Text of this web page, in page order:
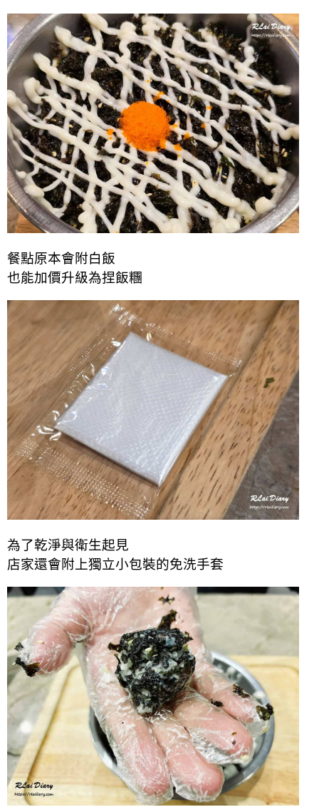
餐點原本會附白飯
也能加價升級為捏飯糰
為了乾淨與衛生起見
店家還會附上獨立小包裝的免洗手套